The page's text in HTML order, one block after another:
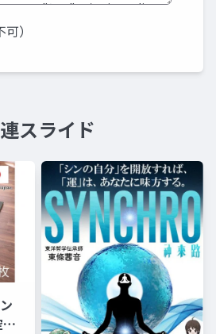
）
スライド